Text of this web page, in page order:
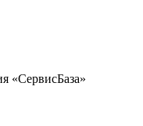
«СервисБаза»